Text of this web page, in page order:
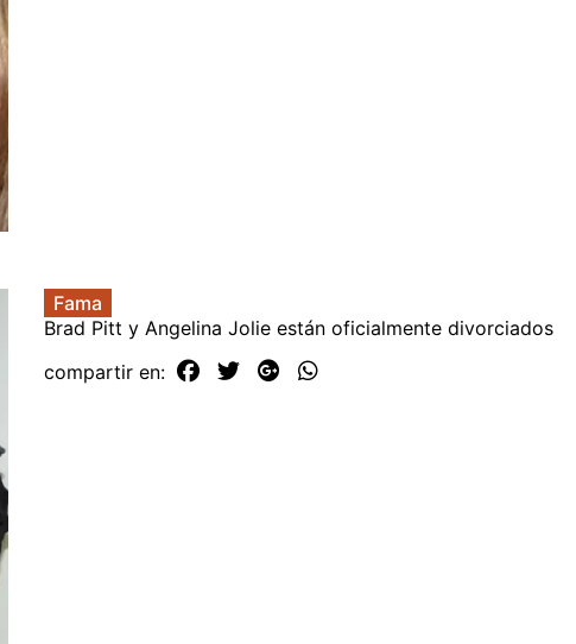
Fama
Brad Pitt y Angelina Jolie están oficialmente divorciados
compartir en: